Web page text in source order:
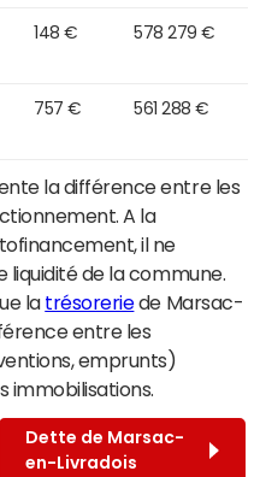
148 € 578 279 €
757 € 561 288 €
la différence entre les
A la
il ne
de la commune.
la trésoreriede Marsac-
entre les
emprunts)
immobilisations.
Dette de Marsac-
en-Livradois